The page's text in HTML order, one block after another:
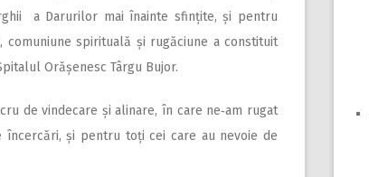
a Darurilor mai înainte sfințite, și pentru
comuniune spirituală și rugăciune a constituit
Orășenesc Târgu Bujor.
de vindecare și alinare, în care ne‑am rugat
și pentru toți cei care au nevoie de